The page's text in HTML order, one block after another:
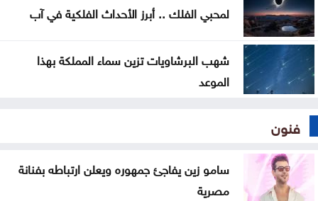
لمحبي الفلك .. أبرز الأحداث الفلكية في آب
شهب البرشاويات تزين سماء المملكة بهذا
الموعد
فنون
سامو زين يفاجئ جمهوره ويعلن ارتباطه بفنانة
مصرية